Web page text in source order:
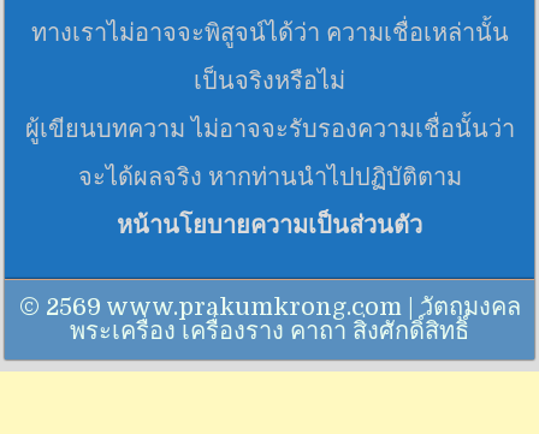
ทางเราไม่อาจจะพิสูจน์ได้ว่า ความเชื่อเหล่านั้น
เป็นจริงหรือไม่
ผู้เขียนบทความ ไม่อาจจะรับรองความเชื่อนั้นว่า
จะได้ผลจริง หากท่านนำไปปฏิบัติตาม
หน้านโยบายความเป็นส่วนตัว
© 2569 www.prakumkrong.com | วัตถุมงคล
พระเครื่อง เครื่องราง คาถา สิ่งศักดิ์สิทธิ์